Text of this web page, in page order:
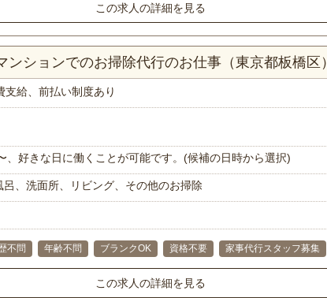
この求人の詳細を見る
ンションでのお掃除代行のお仕事（東京都板橋区
支給、前払い制度あり
、好きな日に働くことが可能です。(候補の日時から選択)
、洗面所、リビング、その他のお掃除
不問 年齢不問 ブランクOK 資格不要 家事代行スタッフ募集
この求人の詳細を見る